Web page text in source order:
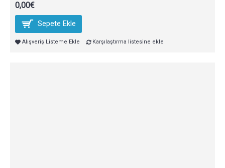
0,00€
Sepete Ekle
Alışveriş Listeme Ekle Karşılaştırma listesine ekle